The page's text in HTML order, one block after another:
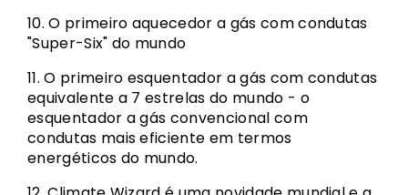
10. O primeiro aquecedor a gás com condutas
"Super-Six" do mundo
11. O primeiro esquentador a gás com condutas
equivalente a 7 estrelas do mundo - o
esquentador a gás convencional com
condutas mais eficiente em termos
energéticos do mundo.